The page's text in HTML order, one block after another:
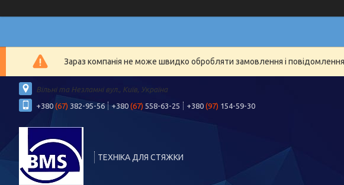
Зараз компанія не може швидко обробляти замовлення і
Вільні та Незламні вул., Київ, Україна
+380 (67) 382-95-56 +380 (67) 558-63-25 +380 (97) 154-59-30
ТЕХНІКА ДЛЯ СТЯЖКИ